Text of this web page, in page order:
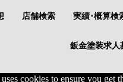
店舗検索 実績･概算検
鈑金塗装求人
cookies to ensure you get